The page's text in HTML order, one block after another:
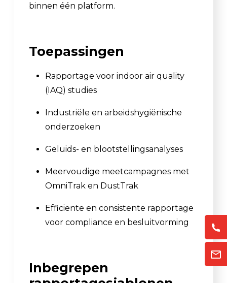
binnen één platform.
Toepassingen
Rapportage voor indoor air quality
(IAQ) studies
Industriële en arbeidshygiënische
onderzoeken
Geluids- en blootstellingsanalyses
Meervoudige meetcampagnes met
OmniTrak en DustTrak
Efficiënte en consistente rapportage
voor compliance en besluitvorming
Inbegrepen